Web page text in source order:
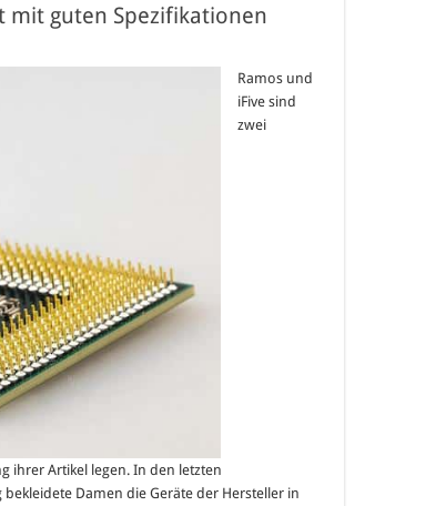
mit guten Spezifikationen
Ramos und
iFive sind
zwei
ihrer Artikel legen. In den letzten
Damen die Geräte der Hersteller in